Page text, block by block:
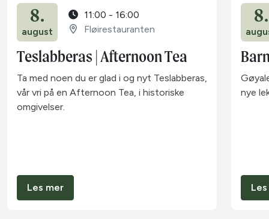
8.
august
11:00 - 16:00
Fløirestauranten
Teslabberas | Afternoon Tea
Ta med noen du er glad i og nyt Teslabberas,
vår vri på en Afternoon Tea, i historiske
omgivelser.
Les mer
8.
nye